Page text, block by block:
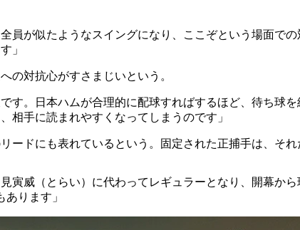
員が似たようなスイングになり、ここぞという場面
」
の対抗心がすさまじいという。
す。日本ハムが合理的に配球すればするほど、待ち
相手に読まれやすくなってしまうのです」
ードにも表れているという。固定された正捕手は、それ
寅威（とらい）に代わってレギュラーとなり、開幕
ります」